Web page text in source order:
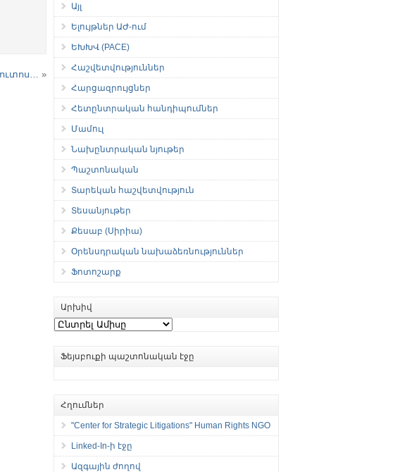
»
Այլ
Ելույթներ ԱԺ-ում
ԵԽԽՎ (PACE)
Հաշվետվություններ
Հարցազրույցներ
Հետընտրական հանդիպումներ
Մամուլ
Նախընտրական նյութեր
Պաշտոնական
Տարեկան հաշվետվություն
Տեսանյութեր
Քեսաբ (Սիրիա)
Օրենսդրական նախաձեռնություններ
Ֆոտոշարք
Արխիվ
Արխիվ
Ֆեյսբուքի պաշտոնական էջը
Հղումներ
"Center for Strategic Litigations" Human Rights NGO
Linked-In-ի էջը
Ազգային ժողով